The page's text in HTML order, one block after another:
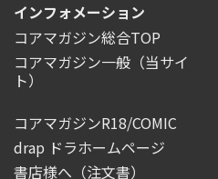
インフォメーション
コアマガジン総合TOP
コアマガジン一般 （当サイ
ト）
コアマガジンR18/COMIC
drap ドラホームページ
書店様へ（注文書）